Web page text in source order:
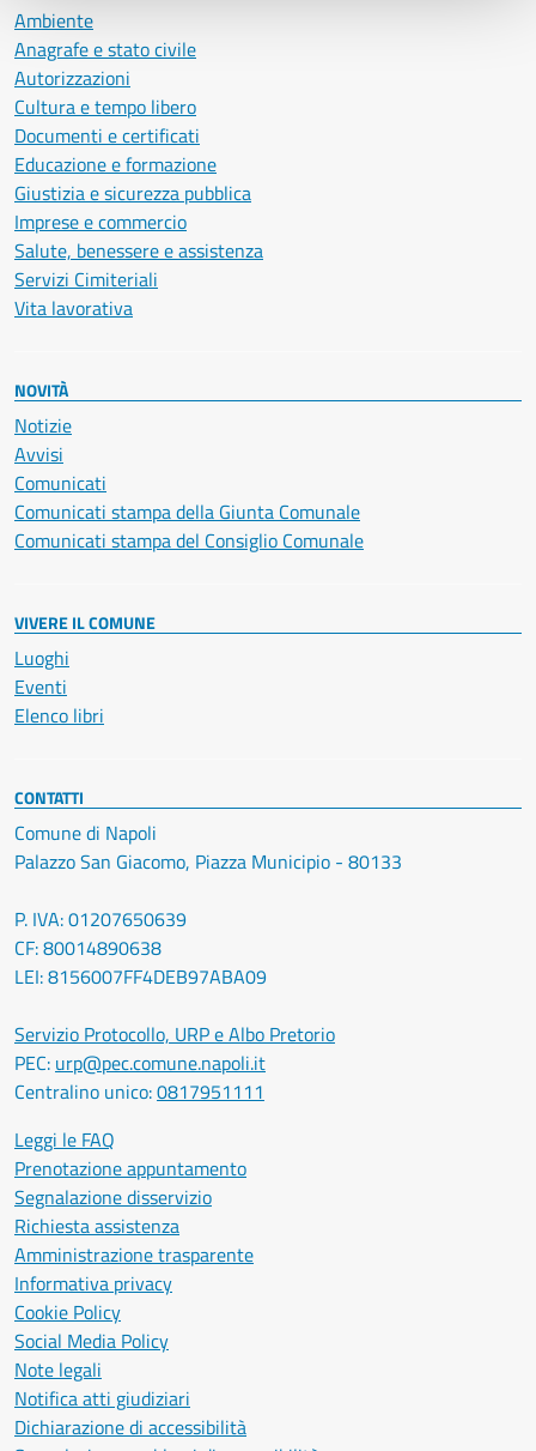
Ambiente
Anagrafe e stato civile
Autorizzazioni
Cultura e tempo libero
Documenti e certificati
Educazione e formazione
Giustizia e sicurezza pubblica
Imprese e commercio
Salute, benessere e assistenza
Servizi Cimiteriali
Vita lavorativa
NOVITÀ
Notizie
Avvisi
Comunicati
Comunicati stampa della Giunta Comunale
Comunicati stampa del Consiglio Comunale
VIVERE IL COMUNE
Luoghi
Eventi
Elenco libri
CONTATTI
Comune di Napoli
Palazzo San Giacomo, Piazza Municipio - 80133
P. IVA: 01207650639
CF: 80014890638
LEI: 8156007FF4DEB97ABA09
Servizio Protocollo, URP e Albo Pretorio
PEC: urp@pec.comune.napoli.it
Centralino unico:0817951111
Leggi le FAQ
Prenotazione appuntamento
Segnalazione disservizio
Richiesta assistenza
Amministrazione trasparente
Informativa privacy
Cookie Policy
Social Media Policy
Note legali
Notifica atti giudiziari
Dichiarazione di accessibilità